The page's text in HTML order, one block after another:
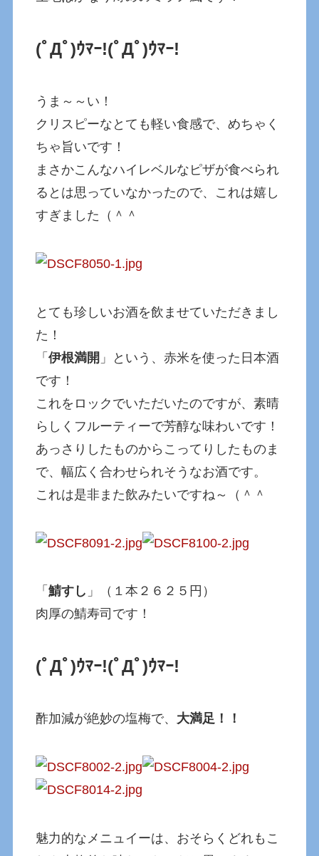
(ﾟДﾟ)ｳﾏｰ!(ﾟДﾟ)ｳﾏｰ!
うま～～い！
クリスピーなとても軽い食感で、めちゃく
ちゃ旨いです！
まさかこんなハイレベルなピザが食べられ
るとは思っていなかったので、これは嬉し
すぎました（＾＾
とても珍しいお酒を飲ませていただきまし
た！
「伊根満開 」という、赤米を使った日本酒
です！
これをロックでいただいたのですが、素晴
らしくフルーティーで芳醇な味わいです！
あっさりしたものからこってりしたものま
で、幅広く合わせられそうなお酒です。
これは是非また飲みたいですね～（＾＾
「鯖すし 」（１本２６２５円）
肉厚の鯖寿司です！
(ﾟДﾟ)ｳﾏｰ!(ﾟДﾟ)ｳﾏｰ!
酢加減が絶妙の塩梅で、 大満足！！
魅力的なメニュイーは、おそらくどれもこ